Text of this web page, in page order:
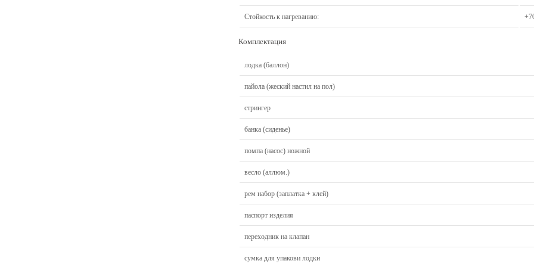
Стойкость к нагреванию:
Комплектация
лодка (баллон)
пайола (жеский настил на пол)
стрингер
банка (сиденье)
помпа (насос) ножной
весло (аллюм.)
рем набор (заплатка + клей)
паспорт изделия
переходник на клапан
сумка для упакови лодки